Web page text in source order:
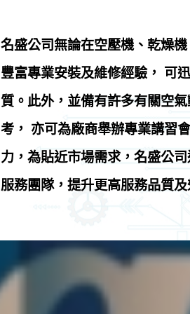
名盛公司無論在空壓機、乾燥
豐富專業安裝及維修經驗， 可
質。此外，並備有許多有關空
考， 亦可為廠商舉辦專業講習
力，為貼近市場需求，名盛公
服務團隊，提升更高服務品質及